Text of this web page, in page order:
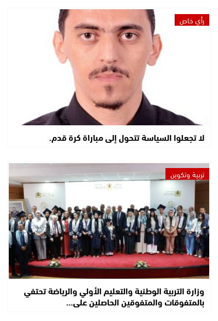
رأي خاص
لا تجعلوا السياسة تتحول إلى مباراة كرة قدم.
تربية وتكوين
وزارة التربية الوطنية والتعليم الأولي والرياضة تحتفي
بالمتفوقات والمتفوقين الحاصلين على…